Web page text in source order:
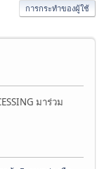
การกระทำของผู้ใช้
มาร่วม